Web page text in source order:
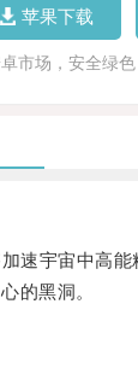
苹果下载
市场，安全绿色
宇宙中高能
的黑洞。